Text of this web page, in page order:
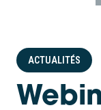
ACTUALITÉS